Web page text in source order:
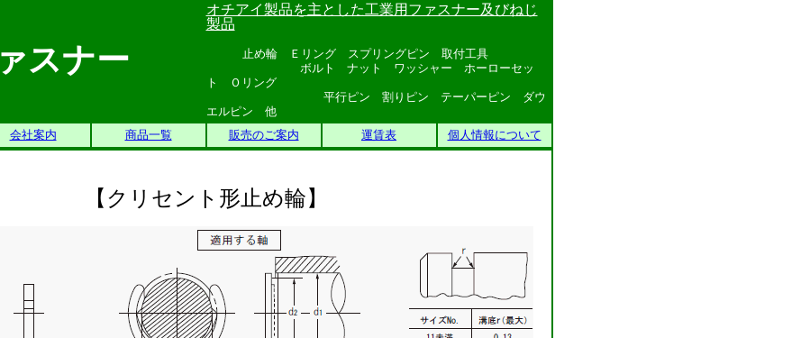
スナー
オチアイ製品を主とした工業用ファスナー及びねじ
製品
止め輪 Ｅリング スプリングピン 取付工具
ボルト ナット ワッシャー ホーローセッ
ト Ｏリング
平行ピン 割りピン テーパーピン ダウ
エルピン 他
会社案内 商品一覧 販売のご案内 運賃表 個人情報について
【クリセント形止め輪】